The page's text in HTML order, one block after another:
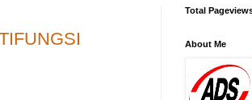
Total
About Me